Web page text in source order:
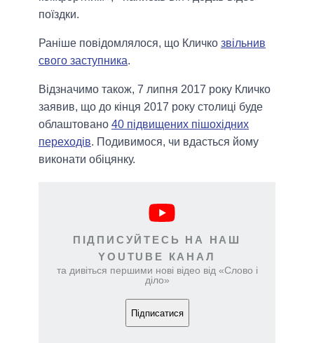
поїздки.
Раніше повідомлялося, що Кличко звільнив
свого заступника.
Відзначимо також, 7 липня 2017 року Кличко
заявив, що до кінця 2017 року столиці буде
облаштовано 40 підвищених пішохідних
переходів. Подивимося, чи вдасться йому
виконати обіцянку.
ПІДПИСУЙТЕСЬ НА НАШ
YOUTUBE КАНАЛ
та дивіться першими нові відео від «Слово і
діло»
Підписатися